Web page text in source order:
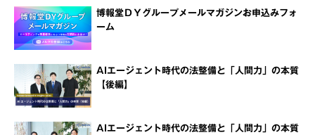
博報堂ＤＹグループメールマガジンお申込みフォ
ーム
AIエージェント時代の法整備と「人間力」の本質
【後編】
AIエージェント時代の法整備と「人間力」の本質